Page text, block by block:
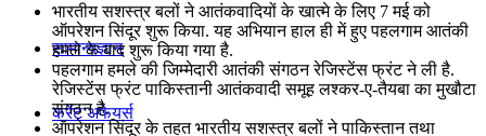
सामान्यज्ञान
करेंट अफेयर्स
भारतीय सशस्‍त्र बलों ने आतंकवादियों के खात्मे के लिए 7 मई को
ऑपरेशन सिंदूर शुरू किया. यह अभियान हाल ही में हुए पहलगाम आतंकी
हमले के बाद शुरू किया गया है.
पहलगाम हमले की जिम्मेदारी आतंकी संगठन रेजिस्टेंस फ्रंट ने ली है.
रेजिस्टेंस फ्रंट पाकिस्तानी आतंकवादी समूह लश्कर-ए-तैयबा का मुखौटा
संगठन है.
ऑपरेशन सिंदूर के तहत भारतीय सशस्त्र बलों ने पाकिस्तान तथा